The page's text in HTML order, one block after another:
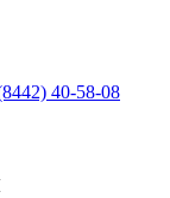
40-58-08